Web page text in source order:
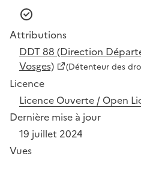
Attributions
DDT 88 (Direction
Vosges)
(Détenteur des
Licence
Licence Ouverte / Open
Dernière mise à jour
19 juillet 2024
Vues